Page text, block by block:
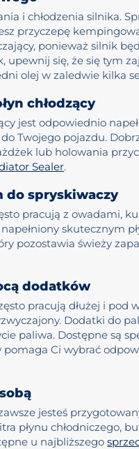
i chłodzenia silnika.
przyczepę
ponieważ silnik
się, że się tym
olej w zaledwie kilka
chłodzący
jest odpowiednio
Twojego pojazdu.
lub holowania
Sealer.
do spryskiwaczy
pracują z owadami,
skutecznym
pozostawia świeży
dodatków
pracują dłużej i
Dodatki do
paliwa. Dostępne są
pomaga Ci wybrać
jesteś
płynu chłodniczego,
u najbliższego